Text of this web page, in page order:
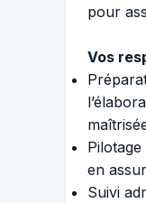
pour
Vos
en
Suivi